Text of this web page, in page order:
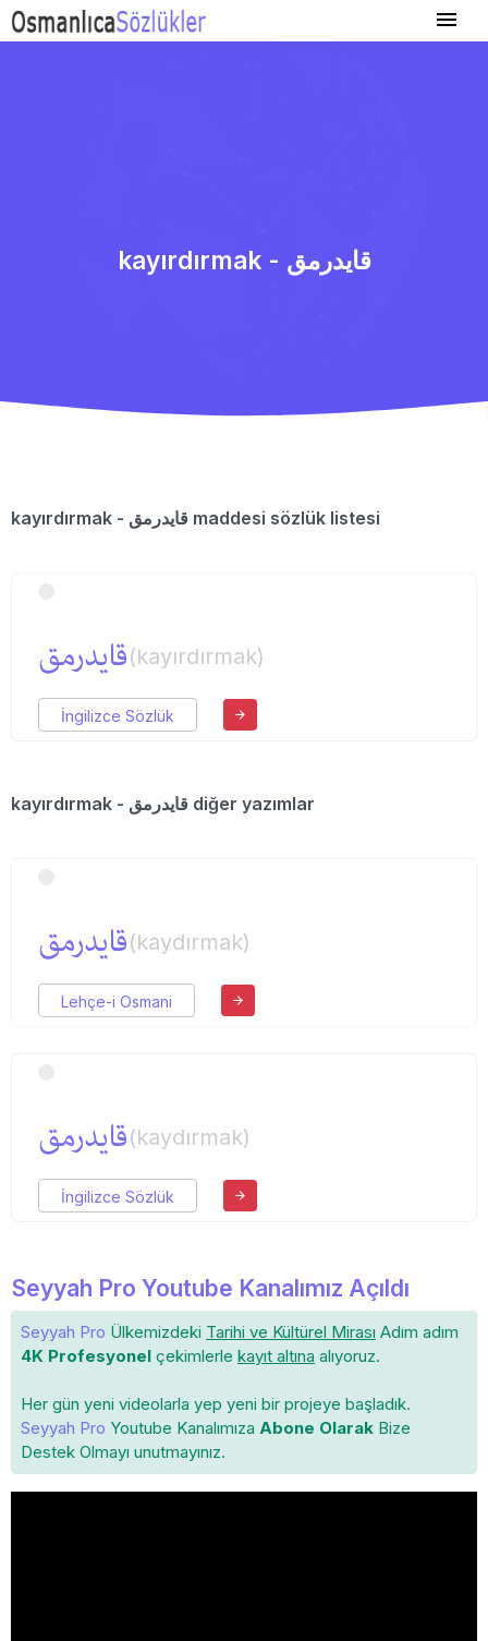
kayırdırmak - قایدرمق
kayırdırmak - قایدرمق maddesi sözlük listesi
قایدرمق(kayırdırmak)
İngilizce Sözlük
kayırdırmak - قایدرمق diğer yazımlar
قایدرمق(kaydırmak)
Lehçe-i Osmani
قایدرمق(kaydırmak)
İngilizce Sözlük
Seyyah Pro Youtube Kanalımız Açıldı
Seyyah Pro Ülkemizdeki Tarihi ve Kültürel Mirası Adım adım
4K Profesyonel çekimlerle kayıt altına alıyoruz.
Her gün yeni videolarla yep yeni bir projeye başladık.
Seyyah Pro Youtube Kanalımıza Abone Olarak Bize
Destek Olmayı unutmayınız.